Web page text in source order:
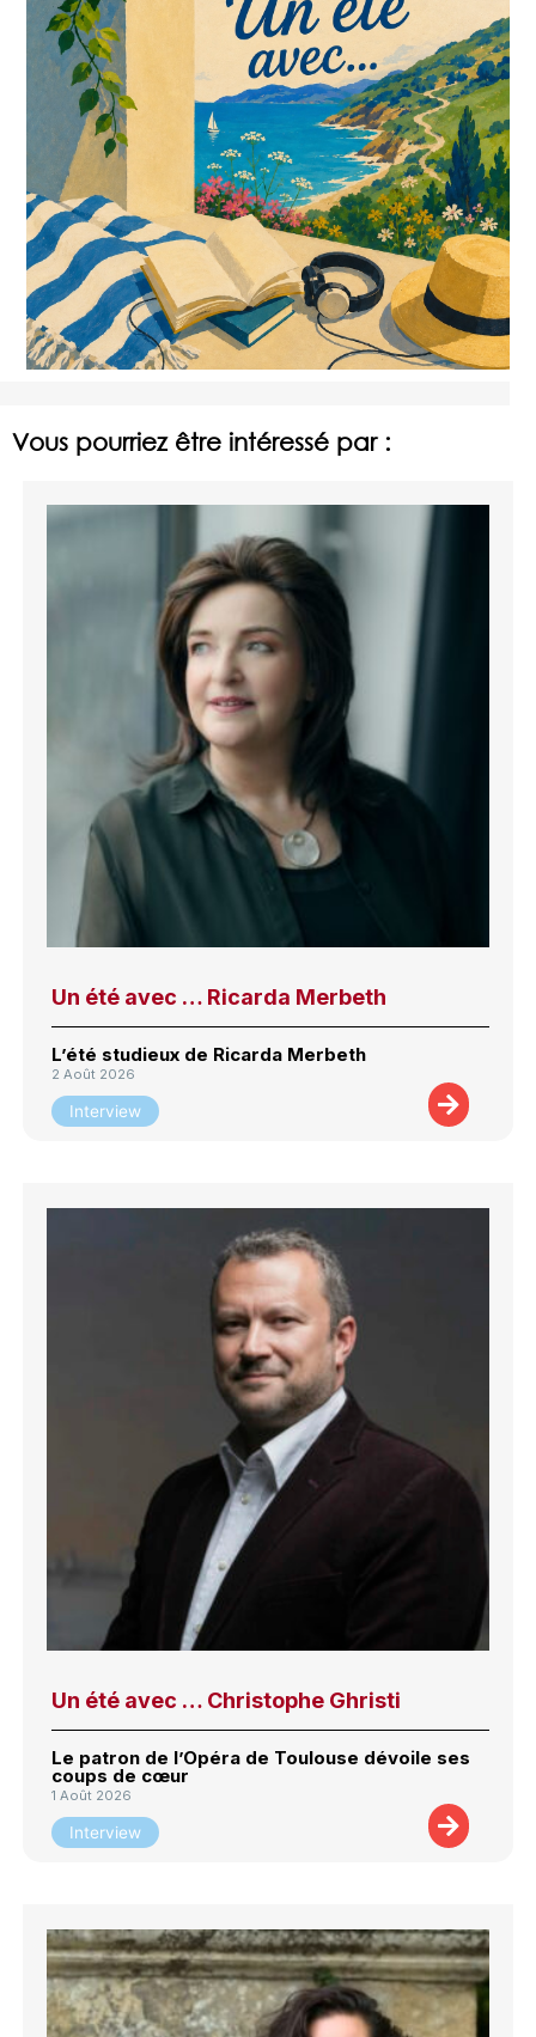
Vous pourriez être intéressé par :
Un été avec … Ricarda Merbeth
L’été studieux de Ricarda Merbeth
2 Août 2026
Interview
Un été avec … Christophe Ghristi
Le patron de l’Opéra de Toulouse dévoile ses
coups de cœur
1 Août 2026
Interview